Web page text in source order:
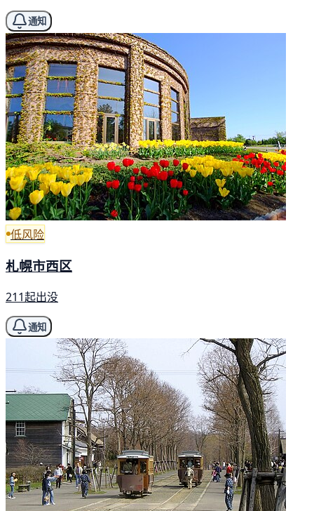
通知
低风险
札幌市西区
211起出没
通知